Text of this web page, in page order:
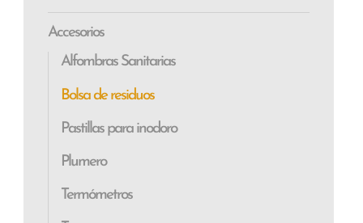
Accesorios
Alfombras Sanitarias
Bolsa de residuos
Pastillas para inodoro
Plumero
Termómetros